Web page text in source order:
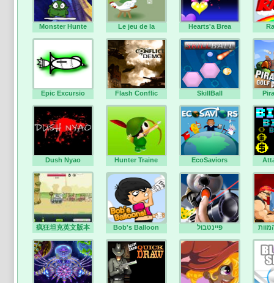
Hearts'a Brea
Le jeu de la
Monster Hunte
SkillBall
Flash Conflic
Epic Excursio
EcoSaviors
Hunter Traine
Dush Nyao
פיינטבול Bob's Balloon
疯狂坦克英文版本